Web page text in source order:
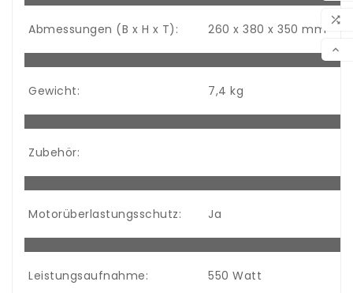


Abmessungen (B x H x T): 260 x 380 x 350 mm
Gewicht: 7,4 kg
Zubehör:
Motorüberlastungsschutz: Ja
Leistungsaufnahme: 550 Watt